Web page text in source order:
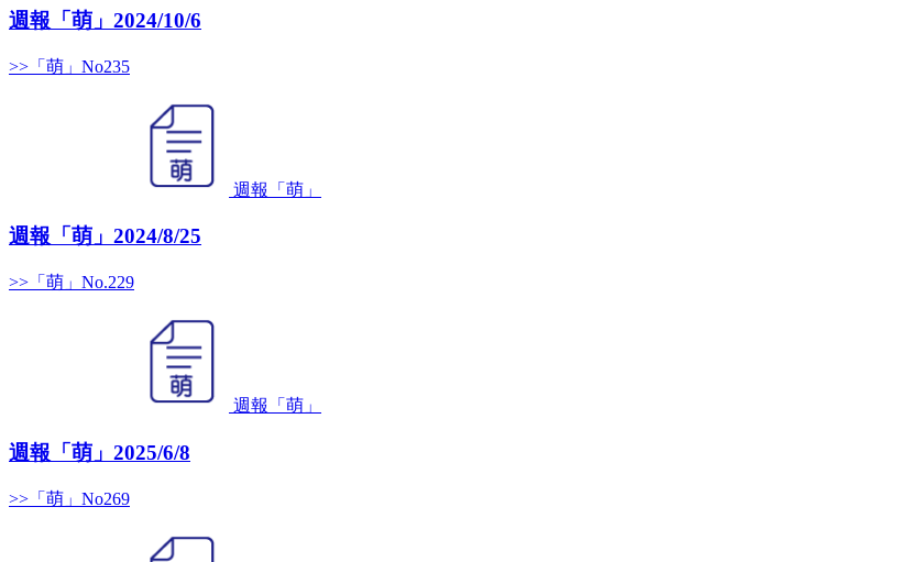
週報「萌」2024/10/6
>>「萌」No235
週報「萌」
週報「萌」2024/8/25
>>「萌」No.229
週報「萌」
週報「萌」2025/6/8
>>「萌」No269